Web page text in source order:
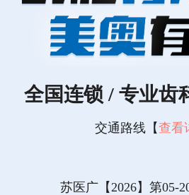
全国连锁 / 专业齿
交通路线【查看
苏医广【2026】第05-